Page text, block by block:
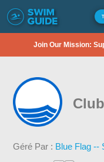
Join Our Mission:
Géré Par : Blue Flag --